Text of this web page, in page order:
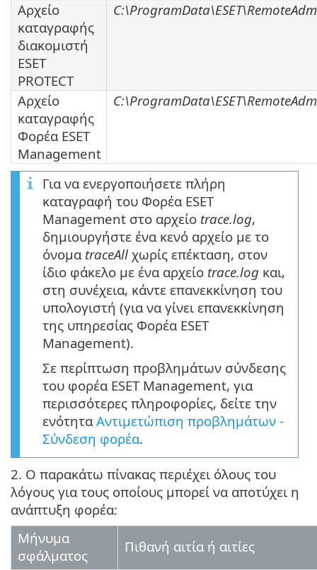
Αρχείο
καταγραφής
διακομιστή
ESET
PROTECT
Αρχείο
καταγραφής
Φορέα ESET
Management
Για να ενεργοποιήσετε πλήρη
καταγραφή του Φορέα ESET
Management στο αρχείο trace.log,
δημιουργήστε ένα κενό αρχείο με το
όνομα traceAll χωρίς επέκταση, στον
ίδιο φάκελο με ένα αρχείο trace.log και,
στη συνέχεια, κάντε επανεκκίνηση του
υπολογιστή (για να γίνει επανεκκίνηση
της υπηρεσίας Φορέα ESET
Management).
Σε περίπτωση προβλημάτων σύνδεσης
του φορέα ESET Management, για
περισσότερες πληροφορίες, δείτε την
ενότηταΑντιμετώπιση προβλημάτων -
Σύνδεση φορέα.
2. Ο παρακάτω πίνακας περιέχει όλους του
λόγους για τους οποίους μπορεί να αποτύχει η
ανάπτυξη φορέα:
Μήνυμα
σφάλματος
Πιθανή αιτία ή αιτίες